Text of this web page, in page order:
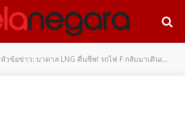
หัวข้อข่าว: บาดาล LNG คืนชีพ! รถไฟ F กลับมาเดินเครื่อง ตุลาคม 2028 เงินสะพัด เศรษฐกิจบูม!